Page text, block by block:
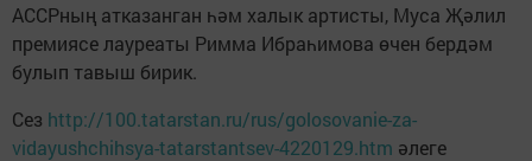
АССРның атказанган һәм халык артисты, Муса Җәлил
премиясе лауреаты Римма Ибраһимова өчен бердәм
булып тавыш бирик.
Сез http://100.tatarstan.ru/rus/golosovanie-za-
vidayushchihsya-tatarstantsev-4220129.htm әлеге